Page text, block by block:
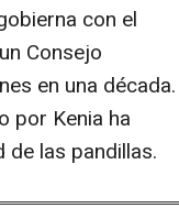
con el
Consejo
en una década.
por Kenia ha
las pandillas.